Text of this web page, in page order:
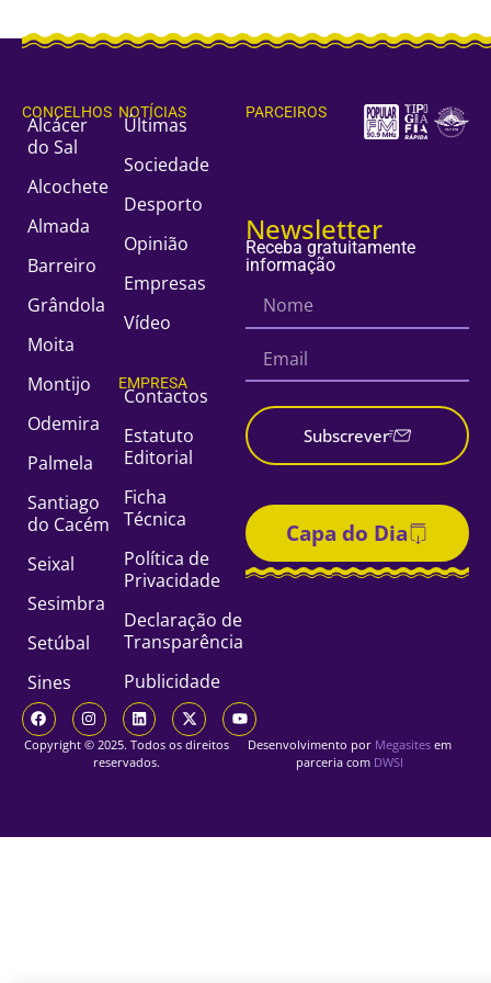
CONCELHOS
Alcácer
do Sal
Alcochete
Almada
Barreiro
Grândola
Moita
Montijo
Odemira
Palmela
Santiago
do Cacém
Seixal
Sesimbra
Setúbal
Sines
NOTÍCIAS
Últimas
Sociedade
Desporto
Opinião
Empresas
Vídeo
EMPRESA
Contactos
Estatuto
Editorial
Ficha
Técnica
Política de
Privacidade
Declaração de
Transparência
Publicidade
PARCEIROS
Newsletter
Receba gratuitamente
informação
Subscrever
Capa do Dia
Copyright © 2025. Todos os direitos
reservados.
Desenvolvimento por Megasites em
parceria com DWSI